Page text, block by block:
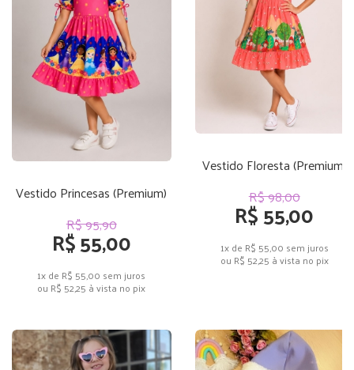
Vestido Princesas (Premium)
R$ 95,90
R$ 55,00
1x de R$ 55,00 sem juros
ou R$ 52,25 à vista no pix
Vestido Floresta (Premium)
R$ 98,00
R$ 55,00
1x de R$ 55,00 sem juros
ou R$ 52,25 à vista no pix